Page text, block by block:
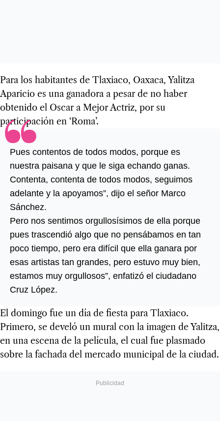
Para los habitantes de Tlaxiaco, Oaxaca, Yalitza
Aparicio es una ganadora a pesar de no haber
obtenido el Oscar a Mejor Actriz, por su
participación en ‘Roma’.
Pues contentos de todos modos, porque es
nuestra paisana y que le siga echando ganas.
Contenta, contenta de todos modos, seguimos
adelante y la apoyamos”, dijo el señor Marco
Sánchez.
Pero nos sentimos orgullosísimos de ella porque
pues trascendió algo que no pensábamos en tan
poco tiempo, pero era difícil que ella ganara por
esas artistas tan grandes, pero estuvo muy bien,
estamos muy orgullosos”, enfatizó el ciudadano
Cruz López.
El domingo fue un día de fiesta para Tlaxiaco.
Primero, se develó un mural con la imagen de Yalitza,
en una escena de la película, el cual fue plasmado
sobre la fachada del mercado municipal de la ciudad.